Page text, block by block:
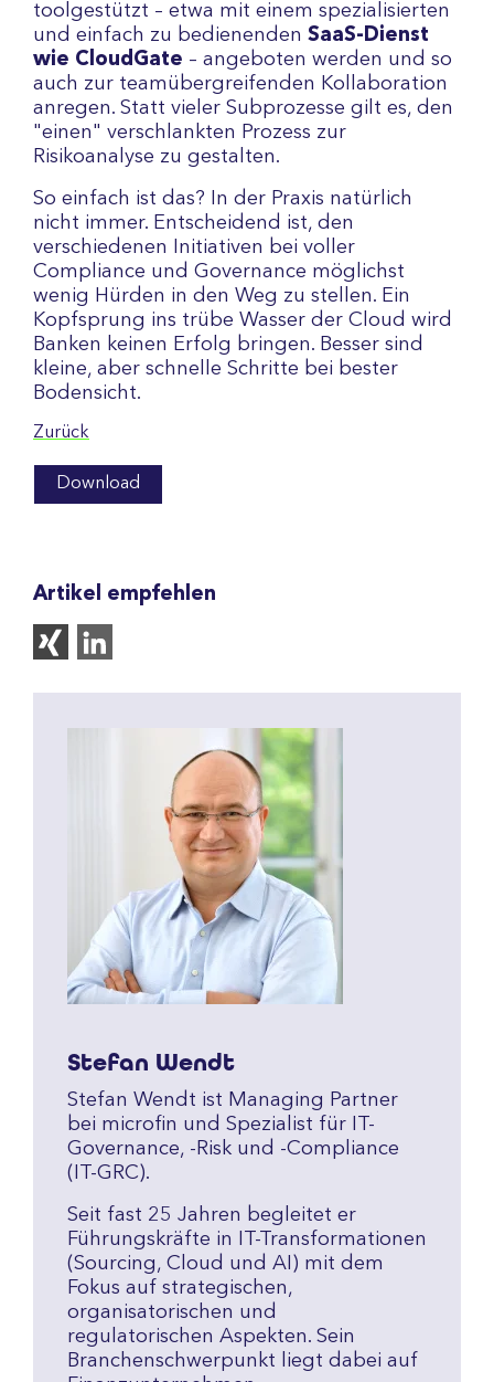
toolgestützt – etwa mit einem spezialisierten
und einfach zu bedienenden SaaS-Dienst
wie CloudGate – angeboten werden und so
auch zur teamübergreifenden Kollaboration
anregen. Statt vieler Subprozesse gilt es, den
"einen" verschlankten Prozess zur
Risikoanalyse zu gestalten.
So einfach ist das? In der Praxis natürlich
nicht immer. Entscheidend ist, den
verschiedenen Initiativen bei voller
Compliance und Governance möglichst
wenig Hürden in den Weg zu stellen. Ein
Kopfsprung ins trübe Wasser der Cloud wird
Banken keinen Erfolg bringen. Besser sind
kleine, aber schnelle Schritte bei bester
Bodensicht.
Zurück
Download
Artikel empfehlen
Stefan Wendt
Stefan Wendt ist Managing Partner
bei microfin und Spezialist für IT-
Governance, -Risk und -Compliance
(IT-GRC).
Seit fast 25 Jahren begleitet er
Führungskräfte in IT-Transformationen
(Sourcing, Cloud und AI) mit dem
Fokus auf strategischen,
organisatorischen und
regulatorischen Aspekten. Sein
Branchenschwerpunkt liegt dabei auf